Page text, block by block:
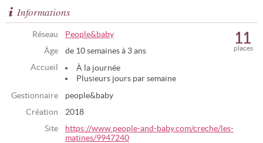
Informations
Réseau
People&baby
Âge
de 10 semaines à 3 ans
Accueil
À la journée
Plusieurs jours par semaine
Gestionnaire
people&baby
Création
2018
Site
https://www.people-and-baby.com/creche/les-
matines/9947240
places
11